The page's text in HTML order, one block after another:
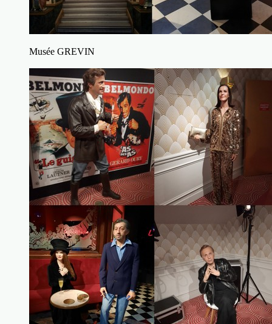
Musée GREVIN